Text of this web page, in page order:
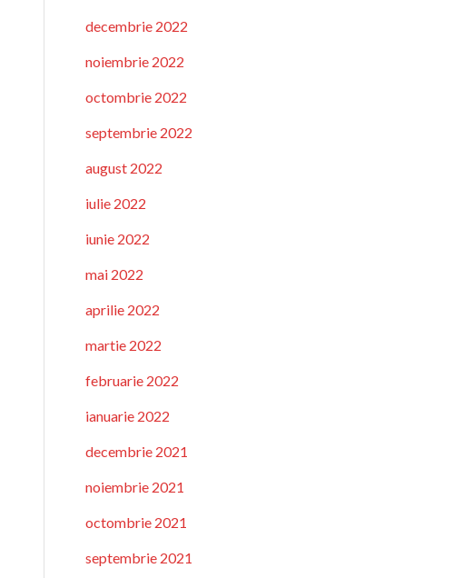
decembrie 2022
noiembrie 2022
octombrie 2022
septembrie 2022
august 2022
iulie 2022
iunie 2022
mai 2022
aprilie 2022
martie 2022
februarie 2022
ianuarie 2022
decembrie 2021
noiembrie 2021
octombrie 2021
septembrie 2021